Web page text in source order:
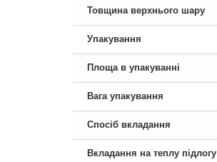
Товщина верхнього шару
Упакування
Площа в упакуванні
Вага упакування
Спосіб вкладання
Вкладання на теплу підлогу